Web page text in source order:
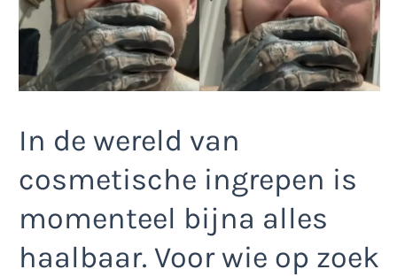
In de wereld van
cosmetische ingrepen is
momenteel bijna alles
haalbaar. Voor wie op zoek